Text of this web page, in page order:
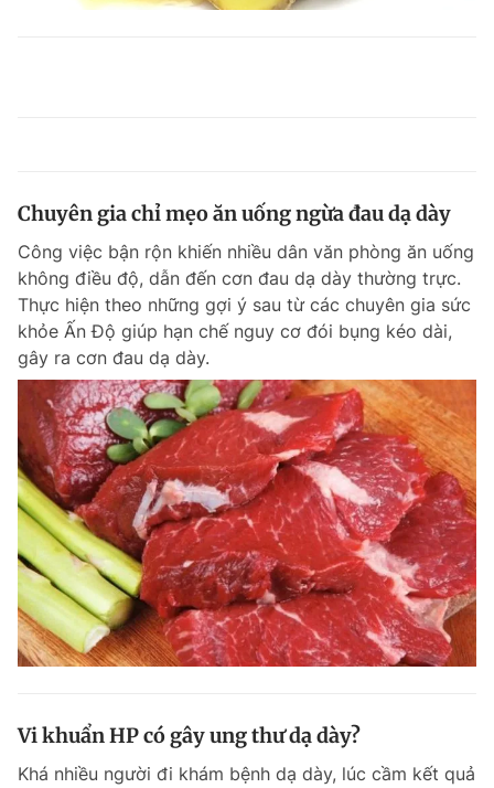
Chuyên gia chỉ mẹo ăn uống ngừa đau dạ dày
Công việc bận rộn khiến nhiều dân văn phòng ăn uống
không điều độ, dẫn đến cơn đau dạ dày thường trực.
Thực hiện theo những gợi ý sau từ các chuyên gia sức
khỏe Ấn Độ giúp hạn chế nguy cơ đói bụng kéo dài,
gây ra cơn đau dạ dày.
Vi khuẩn HP có gây ung thư dạ dày?
Khá nhiều người đi khám bệnh dạ dày, lúc cầm kết quả